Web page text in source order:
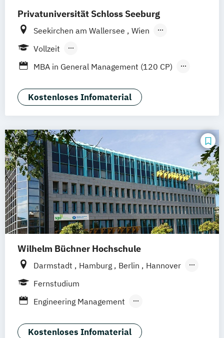
Privatuniversität Schloss Seeburg
Seekirchen am Wallersee
Wien
Innsbruck
Vollzeit
Berufsbegleitendes Präsenzstudium
MBA in General Management (120 CP)
Kostenloses Infomaterial
Wilhelm Büchner Hochschule
Darmstadt Hamburg Berlin
Hannover
Bonn
Nürnberg
Zürich Rostock Dortmund
Fernstudium
Engineering Management
Kostenloses Infomaterial